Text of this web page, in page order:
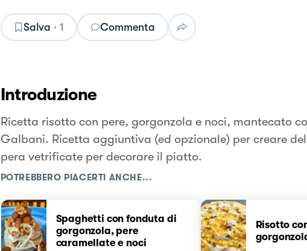
Salva · 1 Commenta
Introduzione
Ricetta risotto con pere, gorgonzola e noci, mantecato
Galbani. Ricetta aggiuntiva (ed opzionale) per creare
pera vetrificate per decorare il piatto.
POTREBBERO PIACERTI ANCHE...
Spaghetti con fonduta di
gorgonzola, pere
caramellate e noci
Risotto